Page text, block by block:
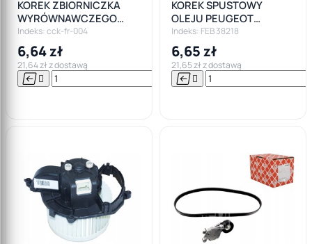
KOREK ZBIORNICZKA
WYRÓWNAWCZEGO
FORD FOCUS I MK1
Indeks: cck-fr-004
6,64 zł
21,64 zł z dostawą
  

KOREK SPUSTOWY
OLEJU PEUGEOT
CITROEN FORD VOLVO
TD
Indeks: FEB 38218
6,65 zł
21,65 zł z dostawą
 